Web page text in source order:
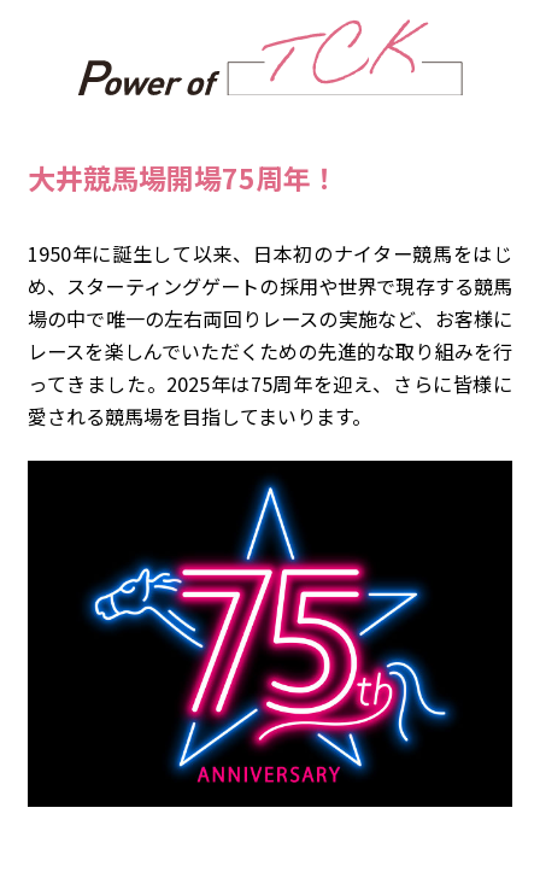
大井競馬場開場75周年！
1950年に誕生して以来、日本初のナイター競馬をはじ
め、スターティングゲートの採用や世界で現存する競馬
場の中で唯一の左右両回りレースの実施など、お客様に
レースを楽しんでいただくための先進的な取り組みを行
ってきました。2025年は75周年を迎え、さらに皆様に
愛される競馬場を目指してまいります。